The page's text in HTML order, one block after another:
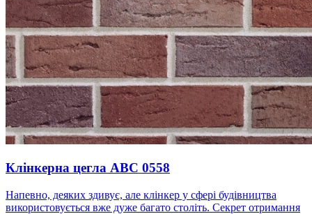
Клінкерна цегла ABC 0558
Напевно, деяких здивує, але клінкер у сфері будівництва
використовується вже дуже багато століть. Секрет отримання